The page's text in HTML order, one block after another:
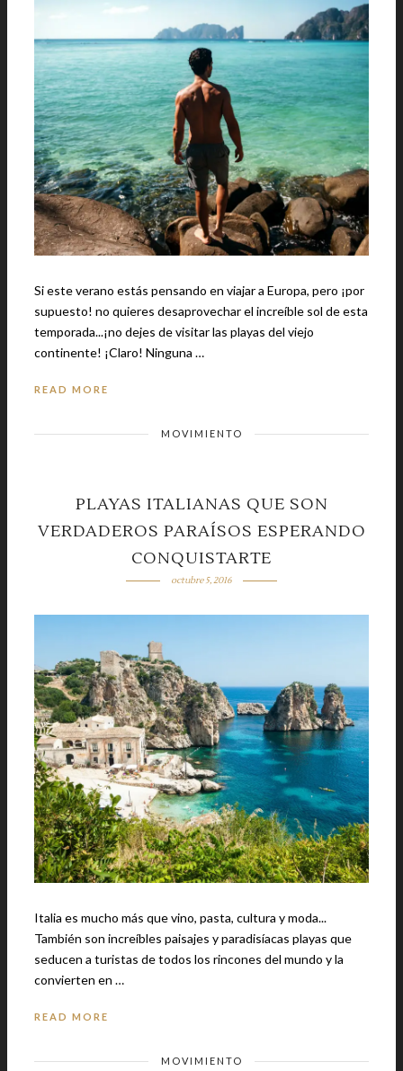
Si este verano estás pensando en viajar a Europa, pero ¡por
supuesto! no quieres desaprovechar el increíble sol de esta
temporada...¡no dejes de visitar las playas del viejo
continente! ¡Claro! Ninguna …
READ MORE
MOVIMIENTO
PLAYAS ITALIANAS QUE SON
VERDADEROS PARAÍSOS ESPERANDO
CONQUISTARTE
octubre 5, 2016
Italia es mucho más que vino, pasta, cultura y moda...
También son increíbles paisajes y paradisíacas playas que
seducen a turistas de todos los rincones del mundo y la
convierten en …
READ MORE
MOVIMIENTO